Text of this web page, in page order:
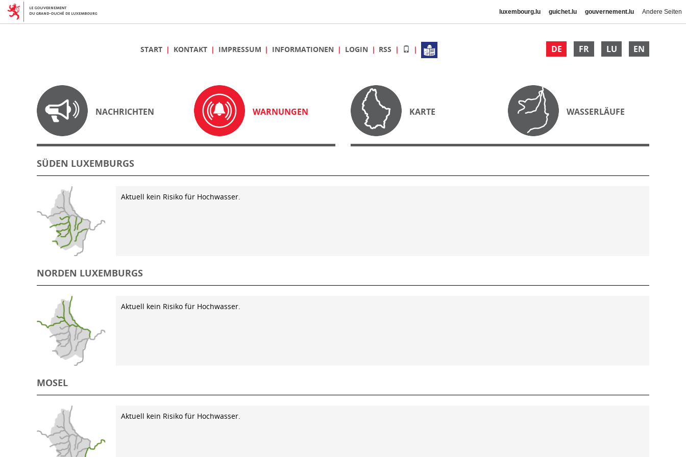
luxembourg.lu guichet.lu gouvernement.lu Andere Seiten
DE FR LU EN
START KONTAKT IMPRESSUM INFORMATIONEN LOGIN RSS
NACHRICHTEN WARNUNGEN KARTE WASSERLÄUFE
SÜDEN LUXEMBURGS
Aktuell kein Risiko für Hochwasser.
NORDEN LUXEMBURGS
Aktuell kein Risiko für Hochwasser.
MOSEL
Aktuell kein Risiko für Hochwasser.